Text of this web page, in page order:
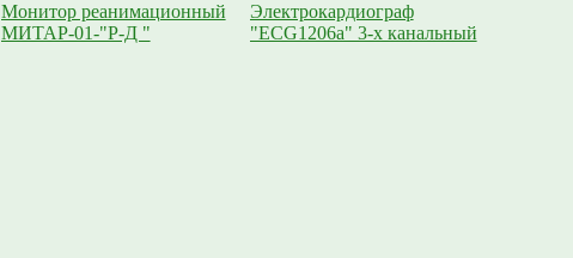
Монитор реанимационный
МИТАР-01-"Р-Д "
Электрокардиограф
"ECG1206a" 3-х канальный